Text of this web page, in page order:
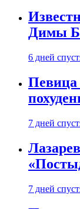
Димы
6 дней
Певица
7 дней
7 дней